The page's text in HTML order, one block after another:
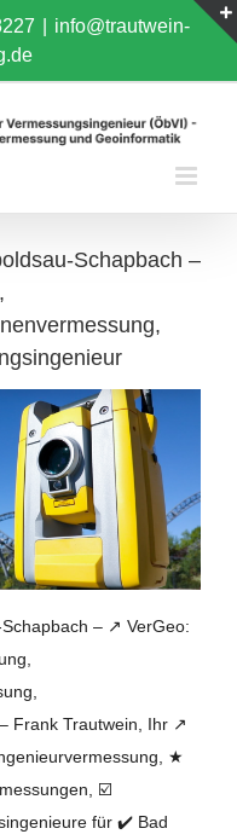
info@trautwein-
Schapbach –
– ↗️ VerGeo:
Frank Trautwein, Ihr ↗️
★
☑️
für ✔️ Bad